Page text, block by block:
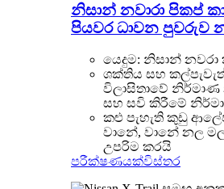
නිසාන් නවාරා පිකප්
පියවර ධාවන පුවරුව
යෙදුම: නිසාන් නවරා
ශක්තිය සහ
විලාසිතාවේ නිර්මාණ
සහ සවි කිරීමේ
කළු පැහැති කුඩු
වානේ, වානේ නල
උපරිම කරයි
පරීක්ෂණයක්විස්තර